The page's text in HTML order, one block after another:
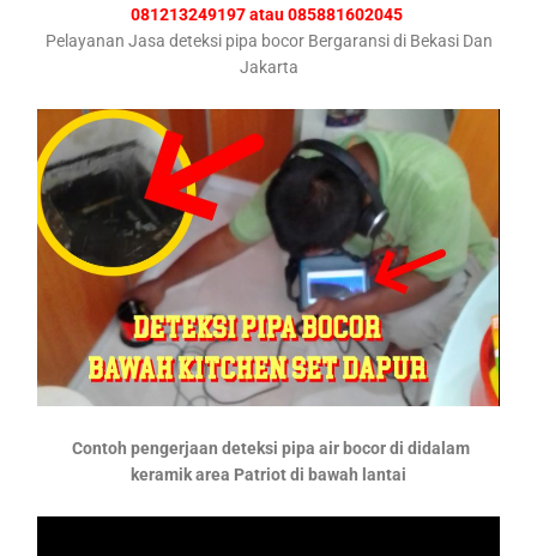
081213249197 atau 085881602045
Pelayanan Jasa deteksi pipa bocor Bergaransi di Bekasi Dan
Jakarta
Contoh pengerjaan deteksi pipa air bocor di didalam
keramik area Patriot di bawah lantai